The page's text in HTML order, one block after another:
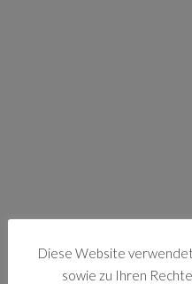
Diese Website
sowie zu Ihren